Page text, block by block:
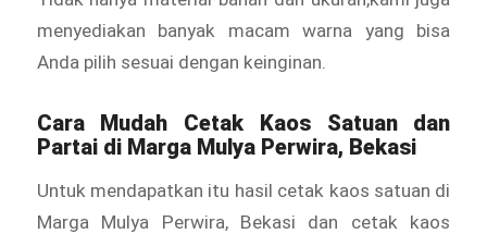
menyediakan banyak macam warna yang bisa
Anda pilih sesuai dengan keinginan.
Cara Mudah Cetak Kaos Satuan dan
Partai di Marga Mulya Perwira, Bekasi
Untuk mendapatkan itu hasil cetak kaos satuan di
Marga Mulya Perwira, Bekasi dan cetak kaos